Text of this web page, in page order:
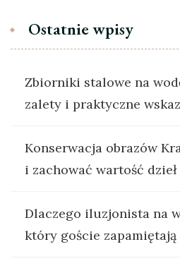
Ostatnie wpisy
Zbiorniki stalowe na
zalety i praktyczne
Konserwacja obrazów
i zachować wartość
Dlaczego iluzjonista na
który goście zapamiętają